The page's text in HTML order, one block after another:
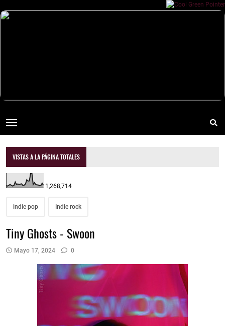
VISTAS A LA PÁGINA TOTALES
1,268,714
indie pop Indie rock
Tiny Ghosts - Swoon
Mayo 17, 2024 0